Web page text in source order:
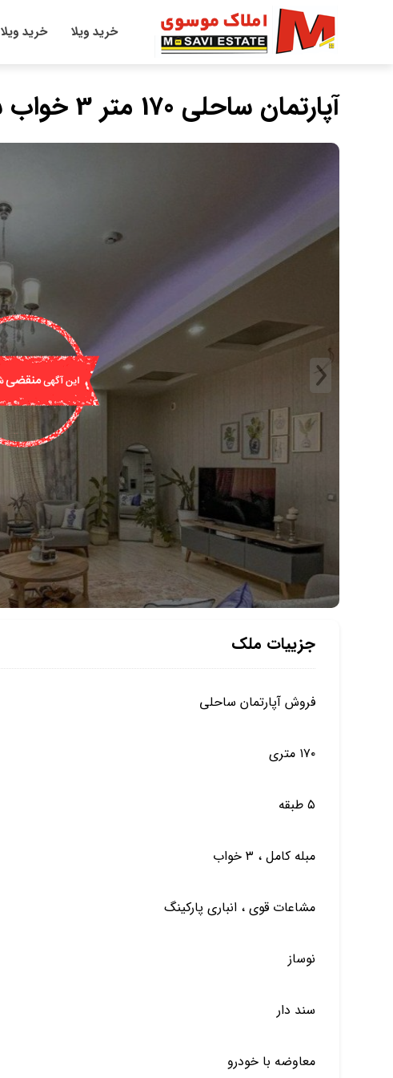
خرید ویلا خرید
آپارتمان ساحلی 170 متر 3 خواب سند دار
جزییات ملک
فروش آپارتمان ساحلی
۱۷۰ متری
‌مبله کامل ، ⁩۳ خواب
‌مشاعات قوی ، انباری پارکینگ
‌⁩نوساز
‌⁩سند دار
معاوضه با خودرو